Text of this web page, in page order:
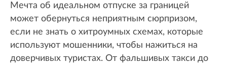
Мечта об идеальном отпуске за границей
может обернуться неприятным сюрпризом,
если не знать о хитроумных схемах, которые
используют мошенники, чтобы нажиться на
доверчивых туристах. От фальшивых такси до